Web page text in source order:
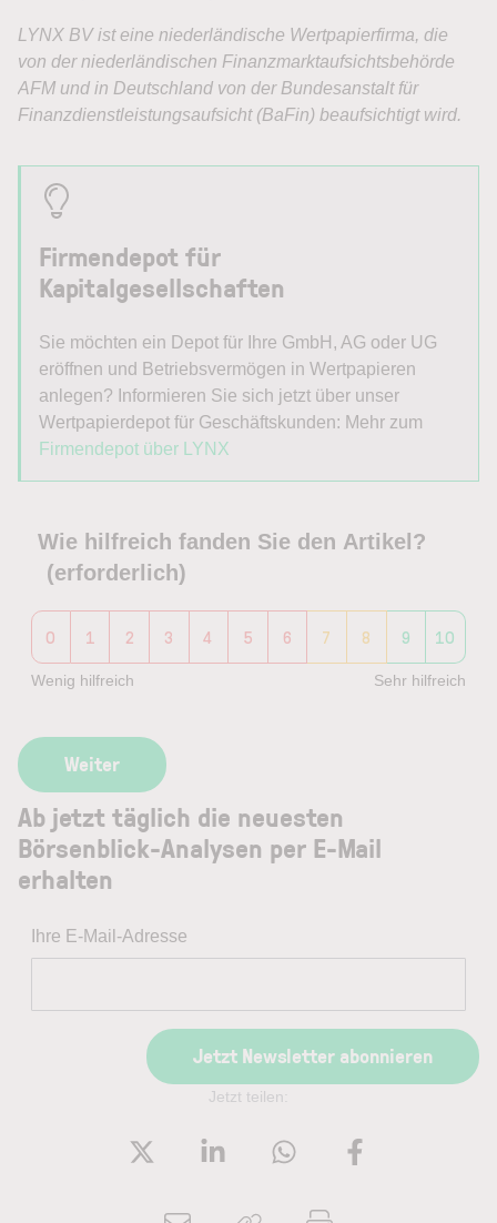
Firmendepot für
Kapitalgesellschaften
Sie möchten ein Depot für Ihre GmbH, AG oder UG
eröffnen und Betriebsvermögen in Wertpapieren
anlegen? Informieren Sie sich jetzt über unser
Wertpapierdepot für Geschäftskunden: Mehr zum
Firmendepot über LYNX
Wie hilfreich fanden Sie den Artikel?
(erforderlich)
0 1 2 3 4 5 6 7 8 9 10
Wenig hilfreich Sehr hilfreich
Ab jetzt täglich die neuesten
Börsenblick-Analysen per E-Mail
erhalten
Ihre E-Mail-Adresse
Jetzt Newsletter abonnieren
Jetzt teilen: